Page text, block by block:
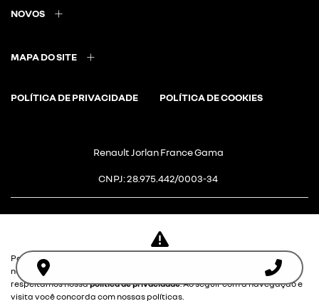
NOVOS
MAPA DO SITE
POLÍTICA DE PRIVACIDADE POLÍTICA DE COOKIES
Renault Jorlan France Gama
CNPJ: 28.975.442/0003-34
Desacelere. Seu bem maior é a
vida.
Para otimizar sua experiência durante a navegação, fazemos uso de
nossa política de cookies e para proteger seus dados pessoais
respeitamos nossapolítica de privacidade. Ao seguir com a navegação e
visita você concorda com nossas políticas.